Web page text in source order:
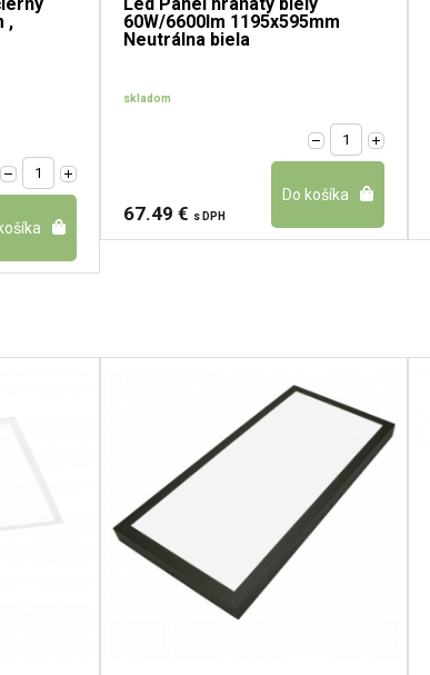
,
60W/6600lm 1195x595mm
Neutrálna biela
skladom
67.49 € s DPH